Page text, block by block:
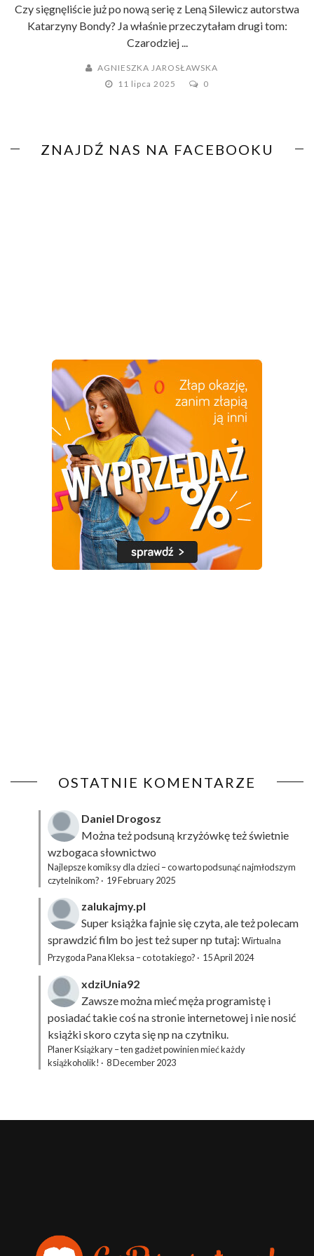
Czy sięgnęliście już po nową serię z Leną Silewicz autorstwa
Katarzyny Bondy? Ja właśnie przeczytałam drugi tom:
Czarodziej ...
AGNIESZKA JAROSŁAWSKA
11 lipca 2025
0
ZNAJDŹ NAS NA FACEBOOKU
OSTATNIE KOMENTARZE
Daniel Drogosz
Można też podsuną krzyżówkęteż świetnie
wzbogaca słownictwo
Najlepsze komiksy dla dzieci – co warto podsunąć najmłodszym
czytelnikom? · 19 February 2025
zalukajmy.pl
Super książka fajnie się czyta, ale też polecam
sprawdzić film bo jest też super np tutaj: Wirtualna
Przygoda Pana Kleksa – co to takiego? · 15 April 2024
xdziUnia92
Zawsze można mieć męża programistę i
posiadać takie coś na stronie internetowej i nie nosić
książki skoro czyta się np na czytniku.
Planer Książkary – ten gadżet powinien mieć każdy
książkoholik! · 8 December 2023